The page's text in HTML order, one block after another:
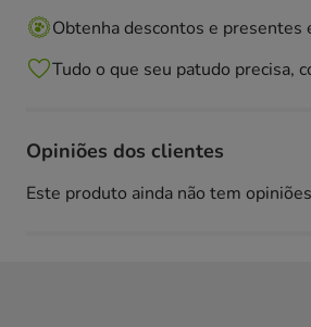
Obtenha descontos e presentes
Tudo o que seu patudo precisa,
Opiniões dos clientes
Este produto ainda não tem